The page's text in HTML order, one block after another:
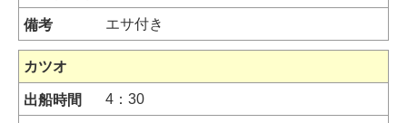
エサ付き
カツオ
4：30